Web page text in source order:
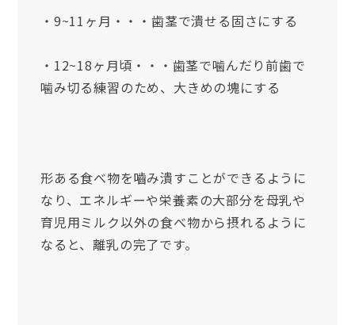
・9~11ヶ月・・・歯茎で潰せる固さにする
・12~18ヶ月頃・・・歯茎で噛んだり前歯で
噛み切る練習のため、大きめの塊にする
形ある食べ物を嚙み潰すことができるように
なり、エネルギーや栄養素の大部分を母乳や
育児用ミルク以外の食べ物から摂れるように
なると、離乳の完了です。